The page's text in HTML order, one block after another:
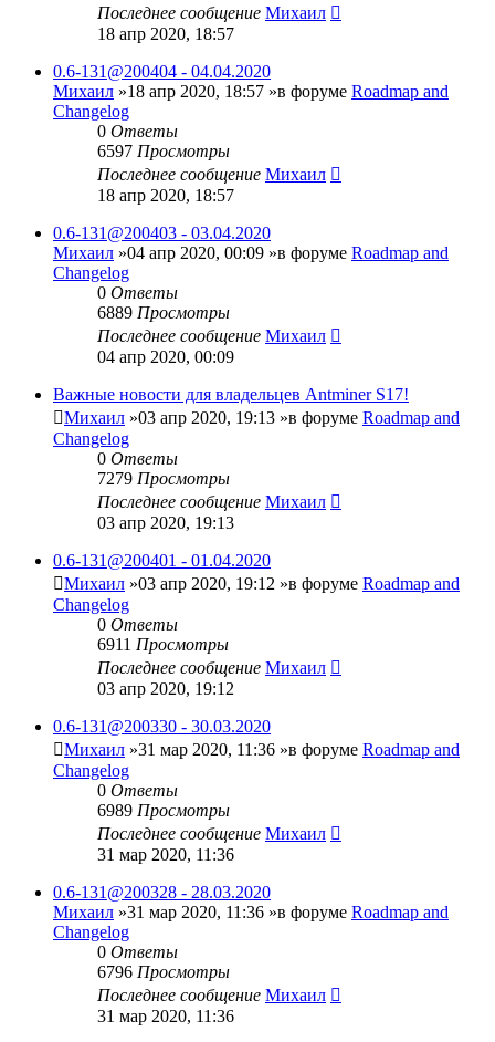
Последнее сообщение Михаил
18 апр 2020, 18:57
0.6-131@200404 - 04.04.2020
Михаил »18 апр 2020, 18:57 »в форуме Roadmap and
Changelog
0 Ответы
6597 Просмотры
Последнее сообщение Михаил
18 апр 2020, 18:57
0.6-131@200403 - 03.04.2020
Михаил »04 апр 2020, 00:09 »в форуме Roadmap and
Changelog
0 Ответы
6889 Просмотры
Последнее сообщение Михаил
04 апр 2020, 00:09
Важные новости для владельцев Antminer S17!
Михаил »03 апр 2020, 19:13 »в форуме Roadmap and
Changelog
0 Ответы
7279 Просмотры
Последнее сообщение Михаил
03 апр 2020, 19:13
0.6-131@200401 - 01.04.2020
Михаил »03 апр 2020, 19:12 »в форуме Roadmap and
Changelog
0 Ответы
6911 Просмотры
Последнее сообщение Михаил
03 апр 2020, 19:12
0.6-131@200330 - 30.03.2020
Михаил »31 мар 2020, 11:36 »в форуме Roadmap and
Changelog
0 Ответы
6989 Просмотры
Последнее сообщение Михаил
31 мар 2020, 11:36
0.6-131@200328 - 28.03.2020
Михаил »31 мар 2020, 11:36 »в форуме Roadmap and
Changelog
0 Ответы
6796 Просмотры
Последнее сообщение Михаил
31 мар 2020, 11:36